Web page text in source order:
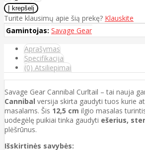
Turite klausimų apie šią prekę? Klauskite
Gamintojas: Savage Gear
Aprašymas
Specifikacija
(0) Atsiliepimai
Savage Gear Cannibal Curltail – tai nauja
Cannibal versija skirta gaudyti tuos kurie
masalams. Šis 12,5 cm ilgio masalas
uodegėlę puikiai tinka gaudyti ešerius,
plėšrūnus.
Išskirtinės savybės: